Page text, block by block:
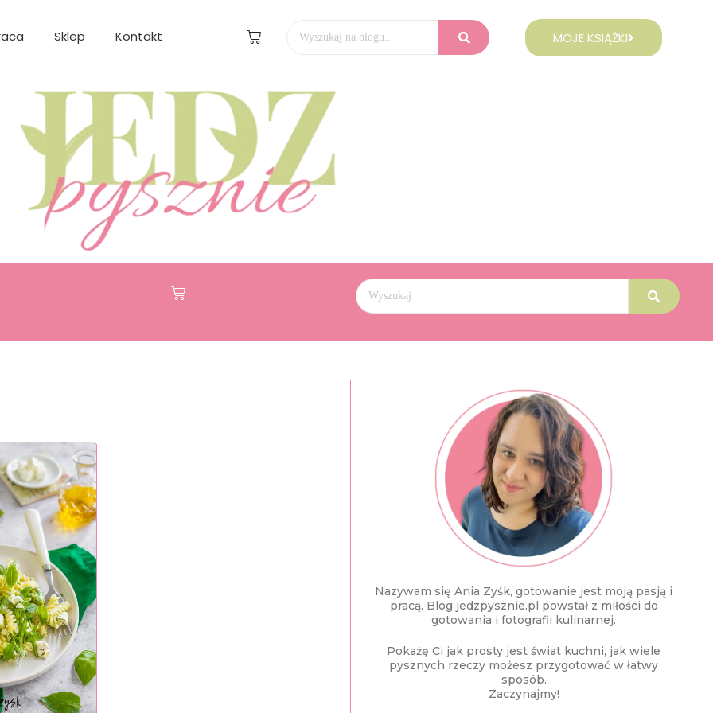
Sklep Kontakt MOJE KSIĄŻKI
Nazywam się Ania Zyśk, gotowanie jest moją pasją i
pracą. Blog jedzpysznie.pl powstał z miłości do
gotowania i fotografii kulinarnej.
Pokażę Ci jak prosty jest świat kuchni, jak wiele
pysznych rzeczy możesz przygotować w łatwy
sposób.
Zaczynajmy!